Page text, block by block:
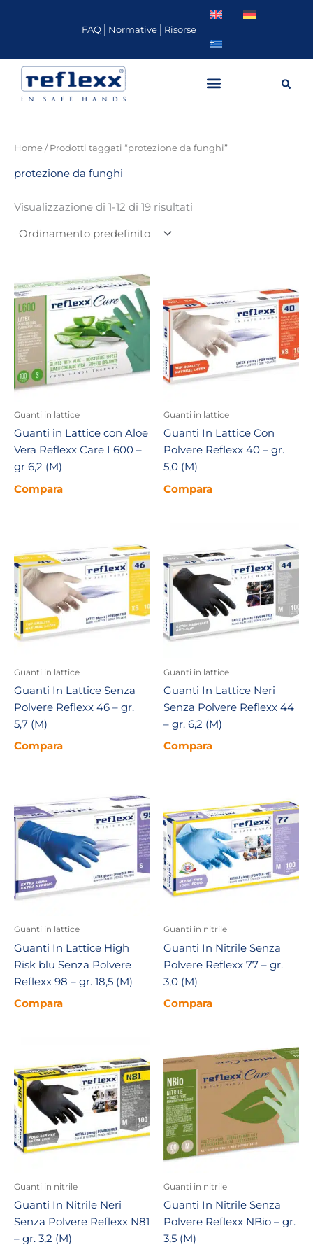
FAQ Normative Risorse
Home/ Prodotti taggati “protezione da funghi”
protezione da funghi
Visualizzazione di 1-12 di 19 risultati
Guanti in lattice
Guanti in Lattice con Aloe
Vera Reflexx Care L600 –
gr 6,2 (M)
Compara
Guanti in lattice
Guanti In Lattice Con
Polvere Reflexx 40 – gr.
5,0 (M)
Compara
Guanti in lattice
Guanti In Lattice Senza
Polvere Reflexx 46 – gr.
5,7 (M)
Compara
Guanti in lattice
Guanti In Lattice Neri
Senza Polvere Reflexx 44
– gr. 6,2 (M)
Compara
Guanti in lattice
Guanti In Lattice High
Risk blu Senza Polvere
Reflexx 98 – gr. 18,5 (M)
Compara
Guanti in nitrile
Guanti In Nitrile Senza
Polvere Reflexx 77 – gr.
3,0 (M)
Compara
Guanti in nitrile
Guanti In Nitrile Neri
Senza Polvere Reflexx N81
– gr. 3,2 (M)
Guanti in nitrile
Guanti In Nitrile Senza
Polvere Reflexx NBio – gr.
3,5 (M)